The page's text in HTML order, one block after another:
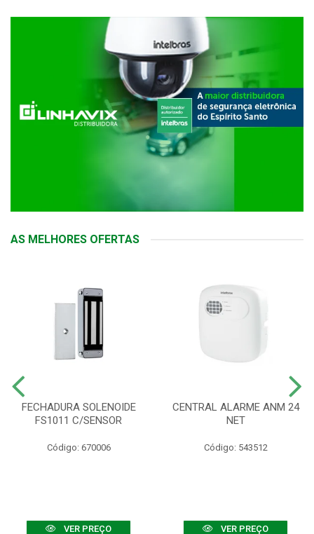
AS MELHORES OFERTAS
FECHADURA SOLENOIDE
FS1011 C/SENSOR
Código: 670006
VER PREÇO
CENTRAL ALARME ANM 24
NET
Código: 543512
VER PREÇO